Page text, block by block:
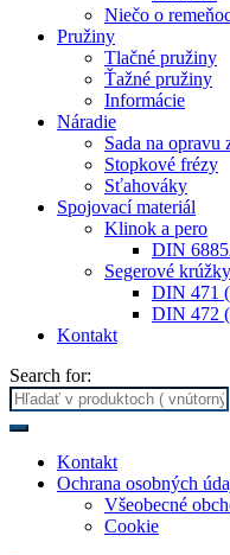
Niečo o
Pružiny
Tlačné pružiny
Ťažné pružiny
Informácie
Náradie
Sada na opravu
Stopkové frézy
Sťahováky
Spojovací materiál
Klinok a pero
DIN
Segerové krúžky
DIN 471
DIN 472
Kontakt
Search for:
Kontakt
Ochrana osobných
Všeobecné
Cookie